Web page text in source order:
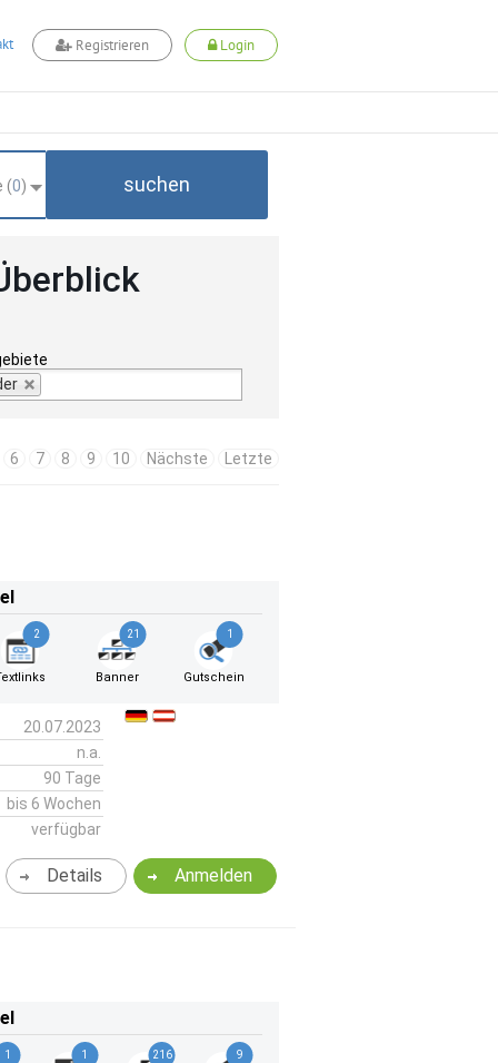
Registrieren Login
(0) suchen
6 7 8 9 10 Nächste Letzte
2 21
Banner
1
Gutschein
20.07.2023
n.a.
90 Tage
bis 6 Wochen
verfügbar
Anmelden
Details
1 1 216 9